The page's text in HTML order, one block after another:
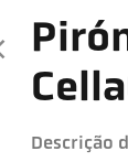
Descrição